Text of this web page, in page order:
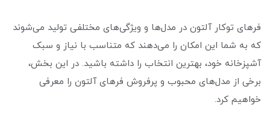
فرهای توکار آلتون در مدل‌ها و ویژگی‌های مختلفی تولید می‌شوند
که به شما این امکان را می‌دهند که متناسب با نیاز و سبک
آشپزخانه خود، بهترین انتخاب را داشته باشید. در این بخش،
برخی از مدل‌های محبوب و پرفروش فرهای آلتون را معرفی
خواهیم کرد.